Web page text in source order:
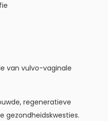
van vulvo-vaginale
regeneratieve
gezondheidskwesties.